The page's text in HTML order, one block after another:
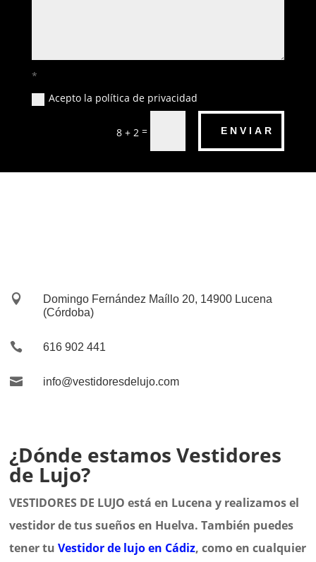
*
Acepto la política de privacidad
8 + 2 = ENVIAR

Domingo Fernández Maíllo 20, 14900 Lucena
(Córdoba)
 616 902 441
 info@vestidoresdelujo.com
¿Dónde estamos Vestidores
de Lujo?
VESTIDORES DE LUJO está en Lucena y realizamos el
vestidor de tus sueños en Huelva. También puedes
tener tuVestidor de lujo en Cádiz, como en cualquier